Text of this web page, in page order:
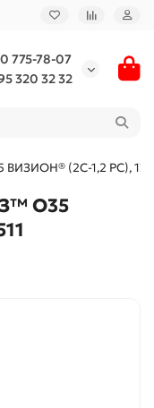
775-78-07
320 32 32
(2С-1,2 PС),
О35